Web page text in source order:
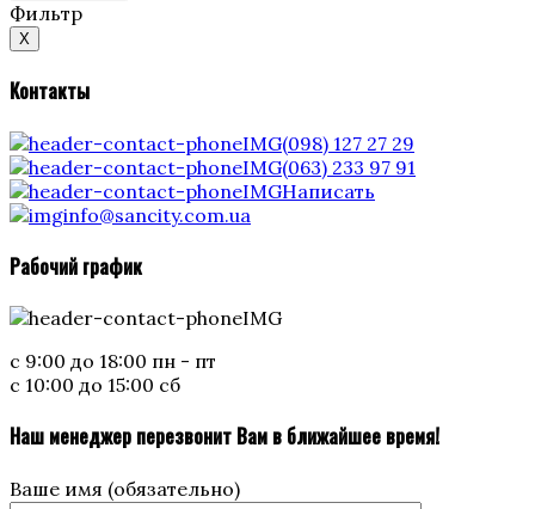
Фильтр
X
Контакты
(098) 127 27 29
(063) 233 97 91
Написать
info@sancity.com.ua
Рабочий график
с 9:00 до 18:00 пн - пт
с 10:00 до 15:00 сб
Наш менеджер перезвонит Вам в ближайшее время!
Ваше имя (обязательно)